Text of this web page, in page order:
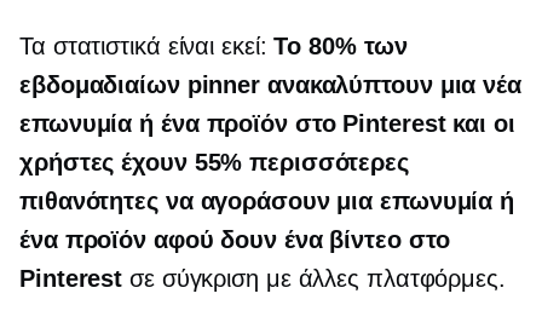
Τα στατιστικά είναι εκεί:Το 80% των
εβδομαδιαίων pinner ανακαλύπτουν μια νέα
επωνυμία ή ένα προϊόν στο Pinterest και οι
χρήστες έχουν 55% περισσότερες
πιθανότητες να αγοράσουν μια επωνυμία ή
ένα προϊόν αφού δουν ένα βίντεο στο
Pinterest σε σύγκριση με άλλες πλατφόρμες.